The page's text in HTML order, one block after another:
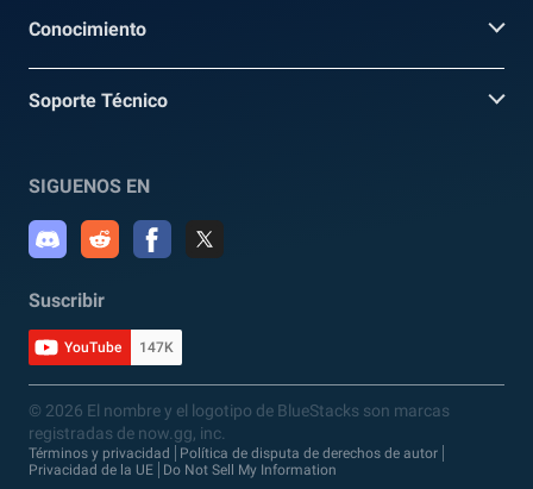
Conocimiento
Soporte Técnico
SIGUENOS EN
Suscribir
YouTube 147K
© 2026 El nombre y el logotipo de BlueStacks son marcas
registradas de now.gg, inc.
Términos y privacidad
Política de disputa de derechos de autor
Privacidad de la UE
Do Not Sell My Information